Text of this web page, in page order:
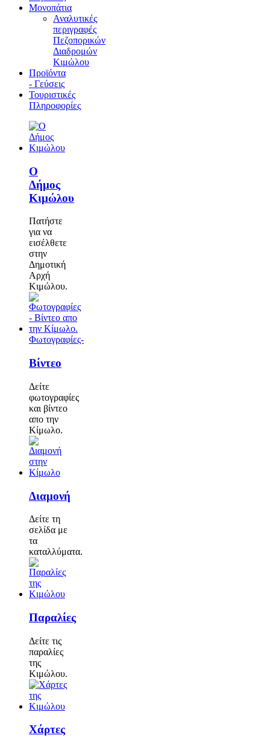
Μονοπάτια
Αναλυτικές
περιγραφές
Πεζοπορικών
Διαδρομών
Κιμώλου
Προϊόντα
- Γεύσεις
Τουριστικές
Πληροφορίες
Ο
Δήμος
Κιμώλου
Πατήστε
για να
εισέλθετε
στην
Δημοτική
Αρχή
Κιμώλου.
Φωτογραφίες-
Βίντεο
Δείτε
φωτογραφίες
και βίντεο
απο την
Κίμωλο.
Διαμονή
Δείτε τη
σελίδα με
τα
καταλλύματα.
Παραλίες
Δείτε τις
παραλίες
της
Κιμώλου.
Χάρτες